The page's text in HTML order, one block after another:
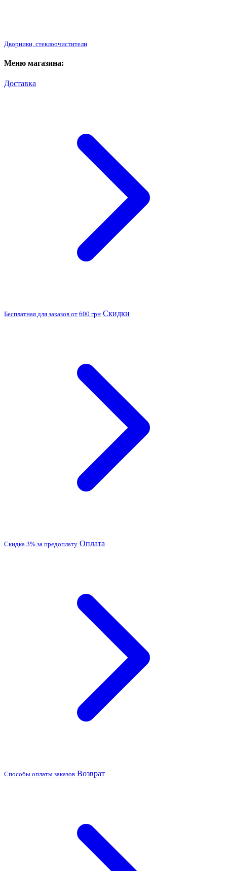
Дворники, стеклоочистители
Меню магазина:
Доставка
Бесплатная для заказов от 600 грн Скидки
Скидка 3% за предоплату Оплата
Способы оплаты заказов Возврат